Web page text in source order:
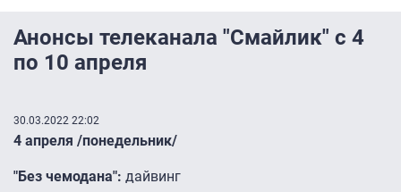
Анонсы телеканала "Смайлик" с 4
по 10 апреля
30.03.2022 22:02
4 апреля /понедельник/
"Без чемодана": дайвинг